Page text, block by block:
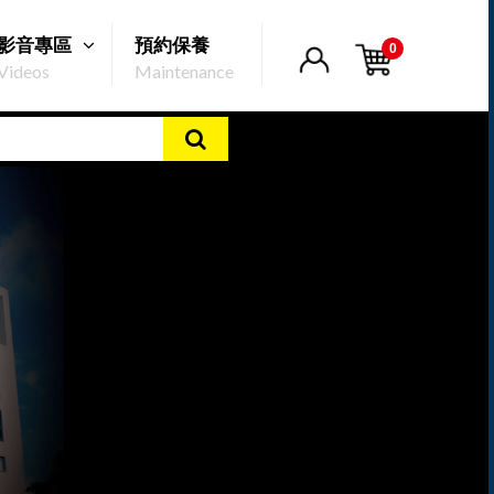
0
音專區 預約保養
Maintenance